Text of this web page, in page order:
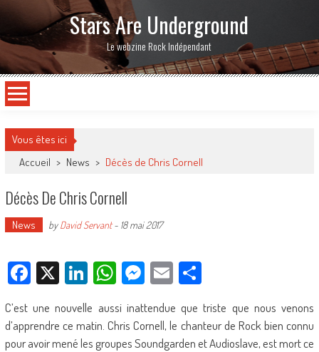
Stars Are Underground
Le webzine Rock Indépendant
Vous êtes ici
Accueil > News > Décès de Chris Cornell
Décès De Chris Cornell
News byDavid Servant- 18 mai 2017
Facebook
X LinkedIn
WhatsApp
Messenger
EmailPartager
C’est une nouvelle aussi inattendue que triste que nous venons
d’apprendre ce matin. Chris Cornell, le chanteur de Rock bien connu
pour avoir mené les groupes Soundgarden et Audioslave, est mort ce